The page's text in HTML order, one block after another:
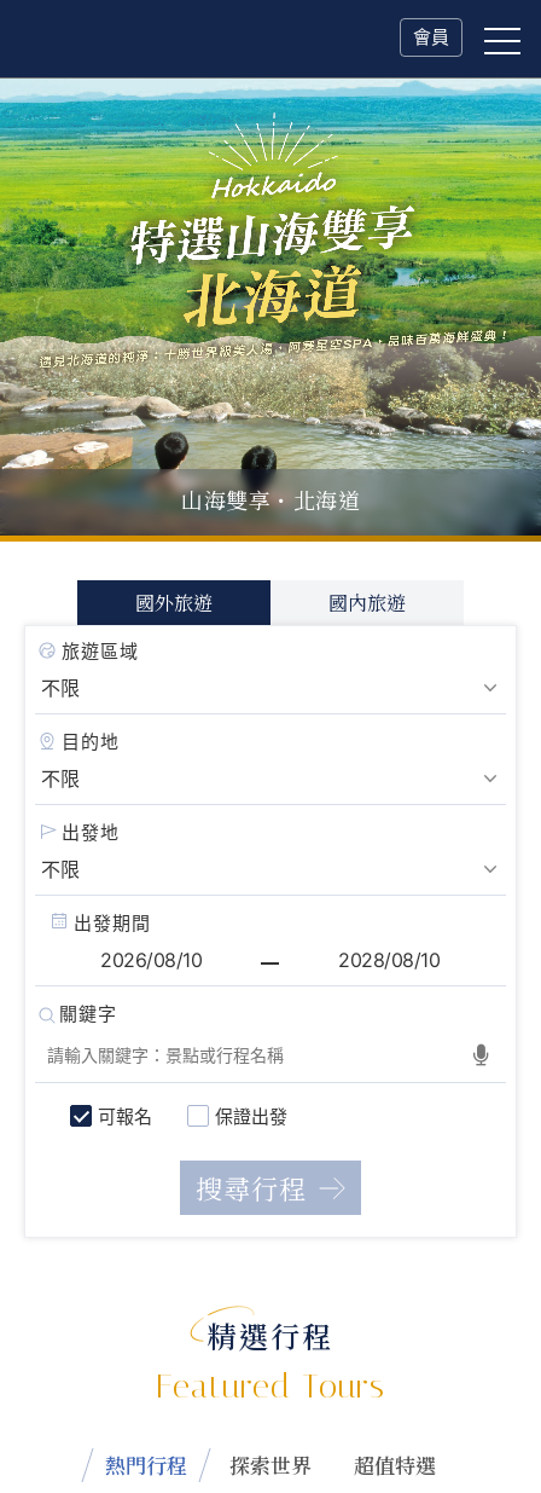
會員
瑞士鐵道．2027 深度之旅
一人旅行Solo Travel山海雙享・北海道
國外旅遊 國內旅遊
旅遊區域
目的地
出發地
出發期間
可報名 保證出發
精選行程
Featured Tours
熱門行程 探索世界 超值特選